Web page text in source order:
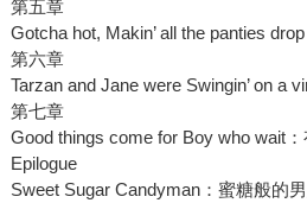
第五章
Gotcha hot, Makin’ all the panties
第六章
Tarzan and Jane were Swingin’ on a
第七章
Good things come for Boy who wait
Epilogue
Sweet Sugar Candyman：蜜糖般的